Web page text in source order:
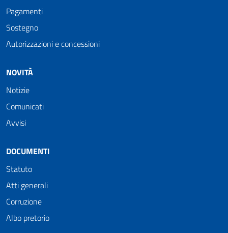
Pagamenti
Sostegno
Autorizzazioni e concessioni
NOVITÀ
Notizie
Comunicati
Avvisi
DOCUMENTI
Statuto
Atti generali
Corruzione
Albo pretorio